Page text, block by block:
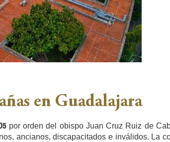
en Guadalajara
por orden del obispo Juan Cruz Ruiz de
ancianos, discapacitados e inválidos. La